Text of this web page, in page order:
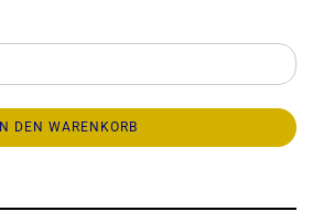
IN DEN WARENKORB